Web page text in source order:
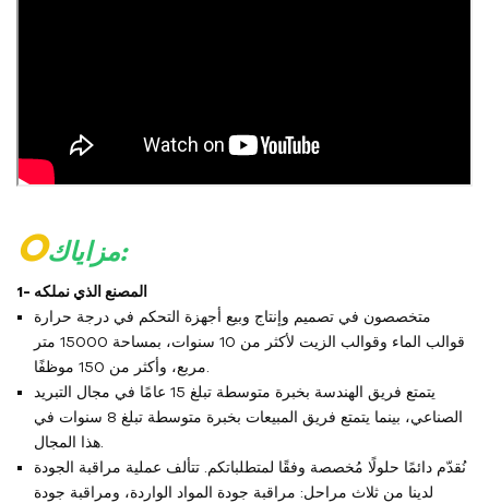
O مزاياك:
1- المصنع الذي نملكه
متخصصون في تصميم وإنتاج وبيع أجهزة التحكم في درجة حرارة
قوالب الماء وقوالب الزيت لأكثر من 10 سنوات، بمساحة 15000 متر
مربع، وأكثر من 150 موظفًا.
يتمتع فريق الهندسة بخبرة متوسطة تبلغ 15 عامًا في مجال التبريد
الصناعي، بينما يتمتع فريق المبيعات بخبرة متوسطة تبلغ 8 سنوات في
هذا المجال.
نُقدّم دائمًا حلولًا مُخصصة وفقًا لمتطلباتكم. تتألف عملية مراقبة الجودة
لدينا من ثلاث مراحل: مراقبة جودة المواد الواردة، ومراقبة جودة